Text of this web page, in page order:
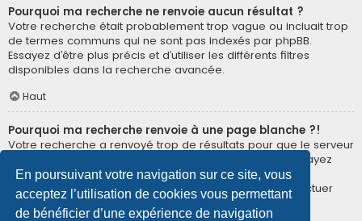
En poursuivant votre navigation sur ce site, vous
acceptez l’utilisation de cookies vous permettant
de bénéficier d’une expérience de navigation
Pourquoi ma recherche ne renvoie aucun résultat ?
Votre recherche était probablement trop vague ou incluait trop
de termes communs qui ne sont pas indexés par phpBB.
Essayez d’être plus précis et d’utiliser les différents filtres
disponibles dans la recherche avancée.
Haut
Pourquoi ma recherche renvoie à une page blanche ?!
Votre recherche a renvoyé trop de résultats pour que le serveur
puisse les afficher. Utilisez la recherche avancée et essayez
d’être plus précis dans les termes employés et dans la
sélection des forums dans lesquels vous souhaitez effectuer
une recherche.